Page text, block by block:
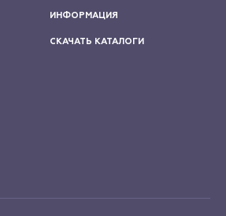
ИНФОРМАЦИЯ
СКАЧАТЬ КАТАЛОГИ